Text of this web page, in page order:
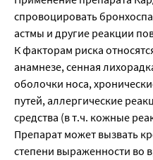
спровоцировать
астмы и другие реакции
К факторам риска
анамнезе, сенная
оболочки носа,
путей, аллергические
средства (в т.ч. кожные
Препарат может вызвать
степени выраженности во